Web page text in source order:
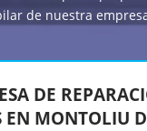
de nuestra
DE
EN MONTOLIU